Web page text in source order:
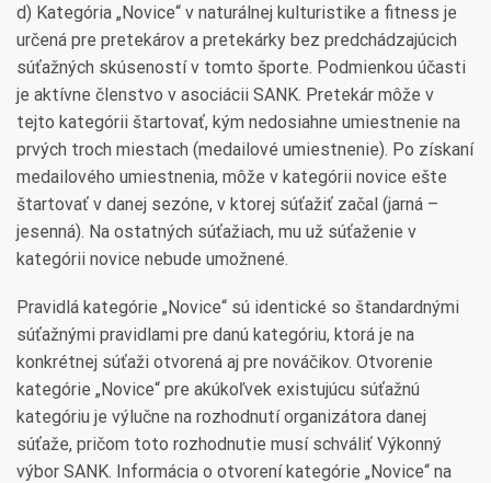
d) Kategória „Novice“ v naturálnej kulturistike a fitness je
určená pre pretekárov a pretekárky bez predchádzajúcich
súťažných skúseností v tomto športe. Podmienkou účasti
je aktívne členstvo v asociácii SANK. Pretekár môže v
tejto kategórii štartovať, kým nedosiahne umiestnenie na
prvých troch miestach (medailové umiestnenie). Po získaní
medailového umiestnenia, môže v kategórii novice ešte
štartovať v danej sezóne, v ktorej súťažiť začal (jarná –
jesenná). Na ostatných súťažiach, mu už súťaženie v
kategórii novice nebude umožnené.
Pravidlá kategórie „Novice“ sú identické so štandardnými
súťažnými pravidlami pre danú kategóriu, ktorá je na
konkrétnej súťaži otvorená aj pre nováčikov. Otvorenie
kategórie „Novice“ pre akúkoľvek existujúcu súťažnú
kategóriu je výlučne na rozhodnutí organizátora danej
súťaže, pričom toto rozhodnutie musí schváliť Výkonný
výbor SANK. Informácia o otvorení kategórie „Novice“ na